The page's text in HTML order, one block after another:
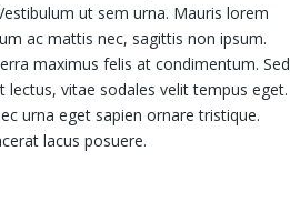
ut sem urna. Mauris lorem
ac mattis nec, sagittis non ipsum.
maximus felis at condimentum. Sed
vitae sodales velit tempus eget.
urna eget sapien ornare tristique.
lacus posuere.